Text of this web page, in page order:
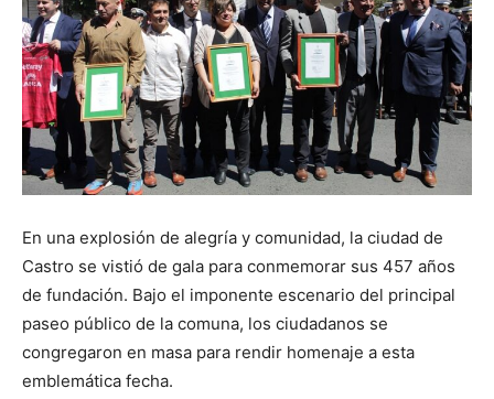
En una explosión de alegría y comunidad, la ciudad de
Castro se vistió de gala para conmemorar sus 457 años
de fundación. Bajo el imponente escenario del principal
paseo público de la comuna, los ciudadanos se
congregaron en masa para rendir homenaje a esta
emblemática fecha.